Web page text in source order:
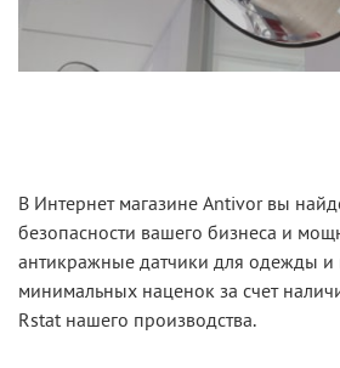
В Интернет магазине Antivor вы
безопасности вашего бизнеса и
антикражные датчики для одежды и
минимальных наценок за счет
Rstat нашего производства.